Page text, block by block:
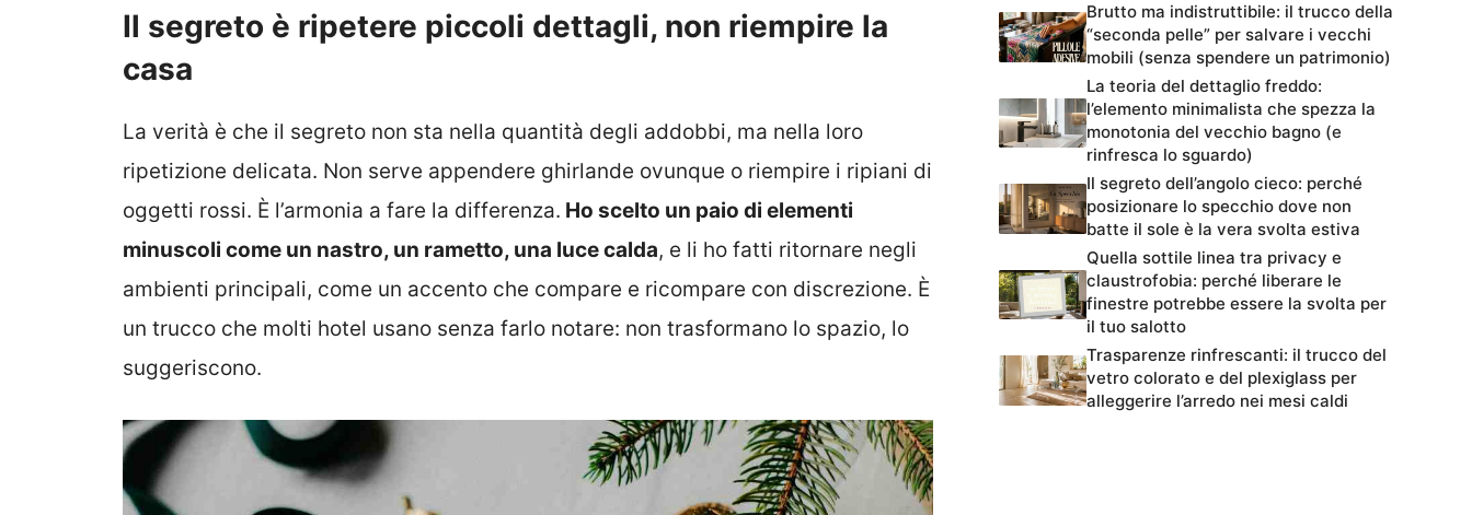
Il segreto è ripetere piccoli dettagli, non riempire la
casa
La verità è che il segreto non sta nella quantità degli addobbi, ma nella loro
ripetizione delicata. Non serve appendere ghirlande ovunque o riempire i ripiani di
oggetti rossi. È l’armonia a fare la differenza. Ho scelto un paio di elementi
minuscoli come un nastro, un rametto, una luce calda, e li ho fatti ritornare negli
ambienti principali, come un accento che compare e ricompare con discrezione. È
un trucco che molti hotel usano senza farlo notare: non trasformano lo spazio, lo
suggeriscono.
Brutto ma indistruttibile: il trucco della
“seconda pelle” per salvare i vecchi
mobili (senza spendere un patrimonio)
La teoria del dettaglio freddo:
l’elemento minimalista che spezza la
monotonia del vecchio bagno (e
rinfresca lo sguardo)
Il segreto dell’angolo cieco: perché
posizionare lo specchio dove non
batte il sole è la vera svolta estiva
Quella sottile linea tra privacy e
claustrofobia: perché liberare le
finestre potrebbe essere la svolta per
il tuo salotto
Trasparenze rinfrescanti: il trucco del
vetro colorato e del plexiglass per
alleggerire l’arredo nei mesi caldi